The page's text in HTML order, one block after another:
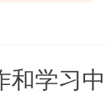
习中